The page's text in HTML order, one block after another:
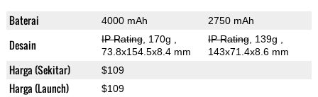
Baterai 4000 mAh 2750 mAh
Desain IP Rating, 170g
73.8x154.5x8.4 mm
IP Rating, 139g
143x71.4x8.6 mm
Harga (Sekitar) $109
Harga (Launch) $109